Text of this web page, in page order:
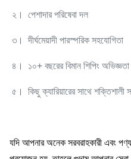
২। পেশাদার পরিষেবা দল
৩। দীর্ঘমেয়াদী পারস্পরিক সহযোগিতা
৪। ১০+ বছরের বিমান শিপিং অভিজ্ঞতা
৫। কিছু ক্যারিয়ারের সাথে শক্তিশালী
যদি আপনার অনেক সরবরাহকারী এবং পণ্য